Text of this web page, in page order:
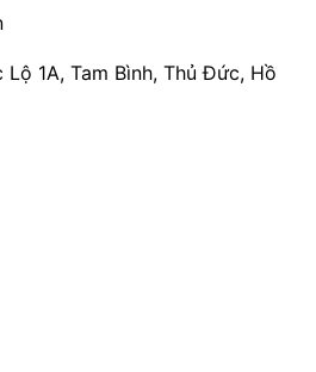
Lộ 1A, Tam Bình, Thủ Đức, Hồ